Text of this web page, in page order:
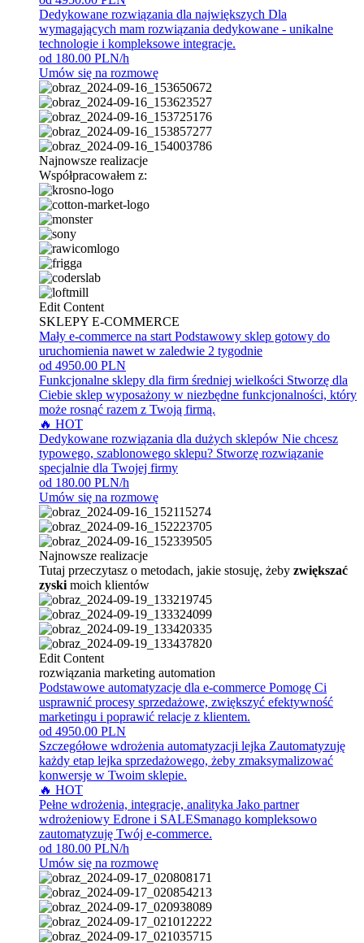
Dedykowane rozwiązania dla największych Dla
wymagających mam rozwiązania dedykowane - unikalne
technologie i kompleksowe integracje.
od 180.00 PLN/h
Umów się na rozmowę
Najnowsze realizacje
Współpracowałem z:
Edit Content
SKLEPY E-COMMERCE
Mały e-commerce na start Podstawowy sklep gotowy do
uruchomienia nawet w zaledwie 2 tygodnie
od 4950.00 PLN
Funkcjonalne sklepy dla firm średniej wielkości Stworzę dla
Ciebie sklep wyposażony w niezbędne funkcjonalności, który
może rosnąć razem z Twoją firmą.
🔥 HOT
Dedykowane rozwiązania dla dużych sklepów Nie chcesz
typowego, szablonowego sklepu? Stworzę rozwiązanie
specjalnie dla Twojej firmy
od 180.00 PLN/h
Umów się na rozmowę
Najnowsze realizacje
Tutaj przeczytasz o metodach, jakie stosuję, żeby zwiększać
zyski moich klientów
Edit Content
rozwiązania marketing automation
Podstawowe automatyzacje dla e-commerce Pomogę Ci
usprawnić procesy sprzedażowe, zwiększyć efektywność
marketingu i poprawić relacje z klientem.
od 4950.00 PLN
Szczegółowe wdrożenia automatyzacji lejka Zautomatyzuję
każdy etap lejka sprzedażowego, żeby zmaksymalizować
konwersje w Twoim sklepie.
🔥 HOT
Pełne wdrożenia, integracje, analityka Jako partner
wdrożeniowy Edrone i SALESmanago kompleksowo
zautomatyzuję Twój e-commerce.
od 180.00 PLN/h
Umów się na rozmowę